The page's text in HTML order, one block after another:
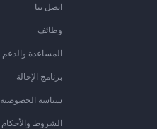
اتصل بنا
وظائف
المساعدة والدعم
برنامج الإحالة
سياسة الخصوصية
الشروط والأحكام